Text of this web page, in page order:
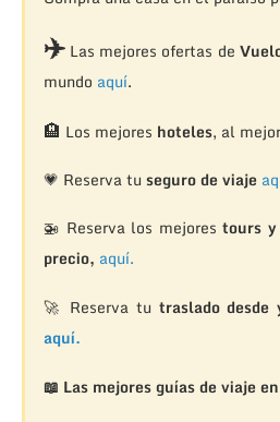
✈️Las mejores ofertas de
mundo aquí.
🏨 Los mejores hoteles, al
💗 Reserva tu seguro de viaje
🚁 Reserva los mejorestours
precio, aquí.
🚀 Reserva tu traslado
aquí.
📖 Las mejores guías de viaje